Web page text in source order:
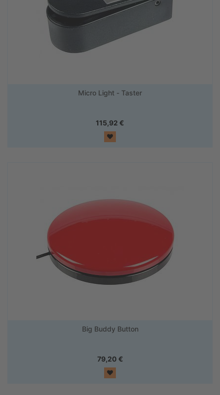
Micro Light - Taster
115,92 €
Big Buddy Button
79,20 €